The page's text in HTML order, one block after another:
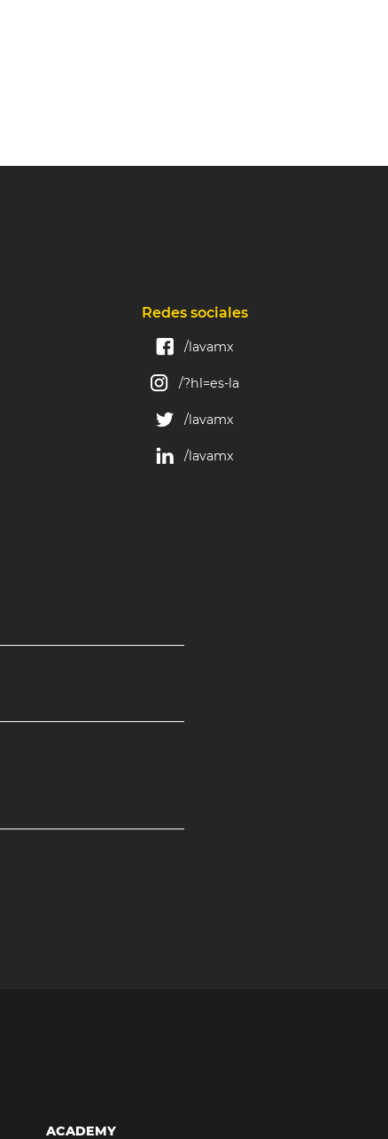
Redes sociales
/lavamx
/?hl=es-la
/lavamx
/lavamx
ACADEMY